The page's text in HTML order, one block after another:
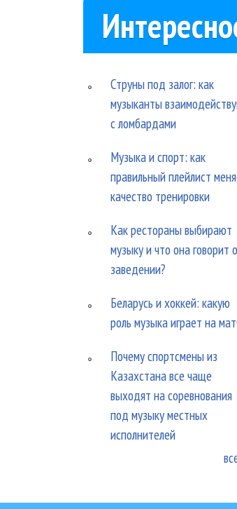
Струны под залог: как
музыканты
с ломбардами
Музыка и спорт: как
правильный плейлист
качество тренировки
Как рестораны выбирают
музыку и что она говорит о
заведении?
Беларусь и хоккей: какую
роль музыка играет на
Почему спортсмены из
Казахстана все чаще
выходят на соревнования
под музыку местных
исполнителей